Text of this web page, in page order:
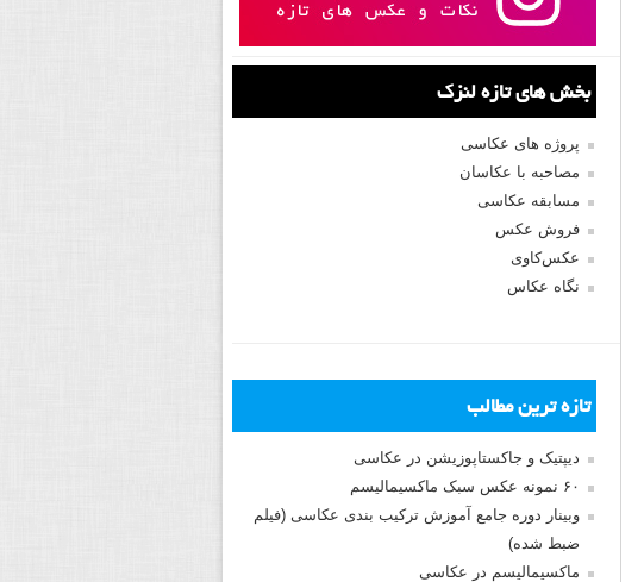
بخش های تازه لنزک
پروژه های عکاسی
مصاحبه با عکاسان
مسابقه عکاسی
فروش عکس
عکس‌کاوی
نگاه عکاس
تازه ترین مطالب
دیپتیک و جاکستا‌پوزیشن در عکاسی
۶۰ نمونه عکس سبک ماکسیمالیسم
وبینار دوره جامع آموزش ترکیب بندی عکاسی (فیلم
ضبط شده)
ماکسیمالیسم در عکاسی